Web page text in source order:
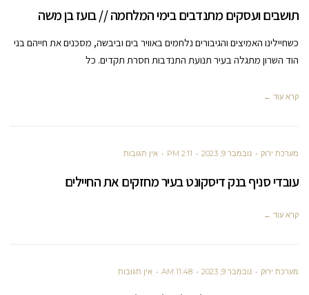
תושבים ועסקים מתנדבים בימי המלחמה // בועז בן משה
כשחיילינו האמיצים והגיבורים נלחמים באוויר בים וביבשה, מסכנים את חייהם בני
הוד השרון מתגלה בעיר תנועת התנדבות חסרת תקדים. כל
קרא עוד ←
מערכת ירוק נובמבר 9, 2023 2:11 PM אין תגובות
עובדי סניף בנק דיסקונט בעיר מחזקים את החיילים
קרא עוד ←
מערכת ירוק נובמבר 9, 2023 11:48 AM אין תגובות